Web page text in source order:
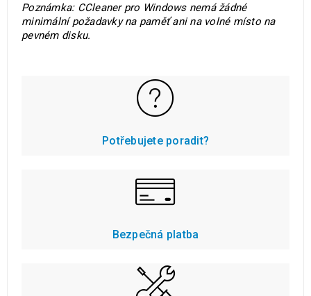
Poznámka: CCleaner pro Windows nemá žádné
minimální požadavky na paměť ani na volné místo na
pevném disku.
Potřebujete poradit?
Bezpečná platba